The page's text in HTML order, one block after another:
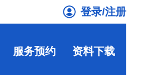
登录/注册
服务预约 资料下载